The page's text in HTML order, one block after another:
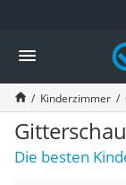
Die beliebtesten
Kind & Baby
Babyphone mit 2
Walkie-Talkie Kinder
Kindermatratzen
Babywippe
Rollschuhe für
Kinderzimmer
Die besten